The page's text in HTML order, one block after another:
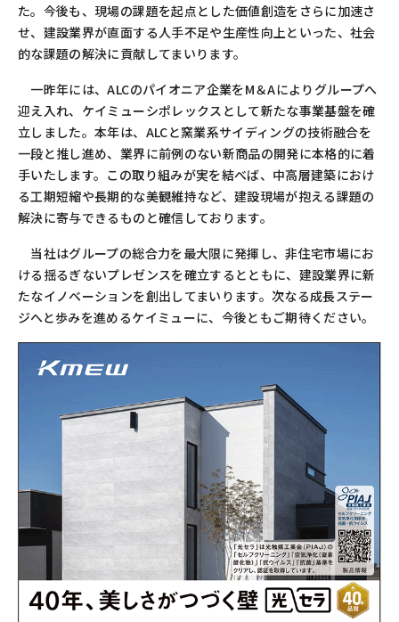
た。今後も、現場の課題を起点とした価値創造をさらに加速さ
せ、建設業界が直面する人手不足や生産性向上といった、社会
的な課題の解決に貢献してまいります。
一昨年には、ALCのパイオニア企業をM＆Aによりグループへ
迎え入れ、ケイミューシポレックスとして新たな事業基盤を確
立しました。本年は、 ALCと窯業系サイディングの技術融合を
一段と推し進め、業界に前例のない新商品の開発に本格的に着
手いたします。この取り組みが実を結べば、中高層建築におけ
る工期短縮や長期的な美観維持など、建設現場が抱える課題の
解決に寄与できるものと確信しております。
当社はグループの総合力を最大限に発揮し、非住宅市場にお
ける揺るぎないプレゼンスを確立するとともに、建設業界に新
たなイノベーションを創出してまいります。次なる成長ステー
ジへと歩みを進めるケイミューに、今後ともご期待ください。